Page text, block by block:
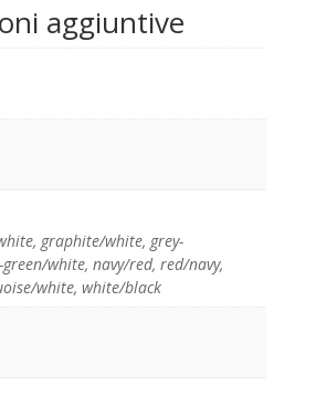
aggiuntive
, graphite/white, grey-
white, navy/red, red/navy,
white, white/black